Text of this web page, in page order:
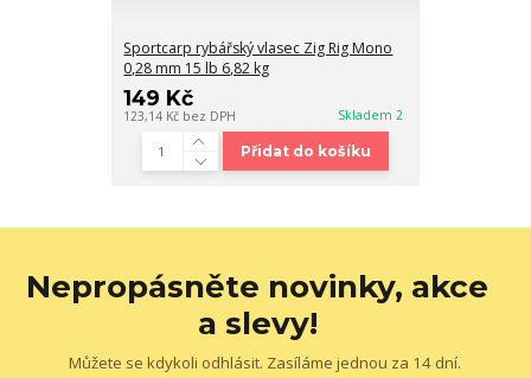
Sportcarp rybářský vlasec Zig Rig Mono
0,28 mm 15 lb 6,82 kg
149 Kč
123,14 Kč bez DPH Skladem 2
Přidat do košíku
Nepropásněte novinky, akce
a slevy!
Můžete se kdykoli odhlásit. Zasíláme jednou za 14 dní.